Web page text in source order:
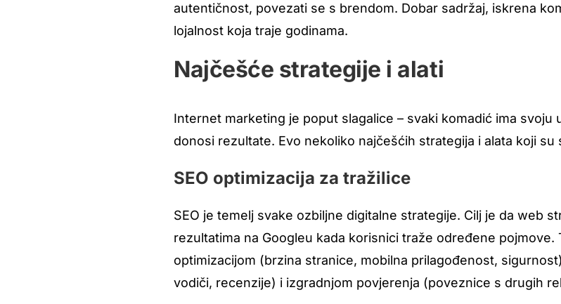
autentičnost, povezati se s brendom. Dobar sadržaj, iskrena
lojalnost koja traje godinama.
Najčešće strategije i alati
Internet marketing je poput slagalice – svaki komadić ima svoju
donosi rezultate. Evo nekoliko najčešćih strategija i alata koji su
SEO optimizacija za tražilice
SEO je temelj svake ozbiljne digitalne strategije. Cilj je da web
rezultatima na Googleu kada korisnici traže određene
optimizacijom (brzina stranice, mobilna prilagođenost,
vodiči, recenzije) i izgradnjom povjerenja (poveznice s drugih